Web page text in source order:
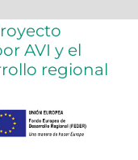
AVI y el
regional